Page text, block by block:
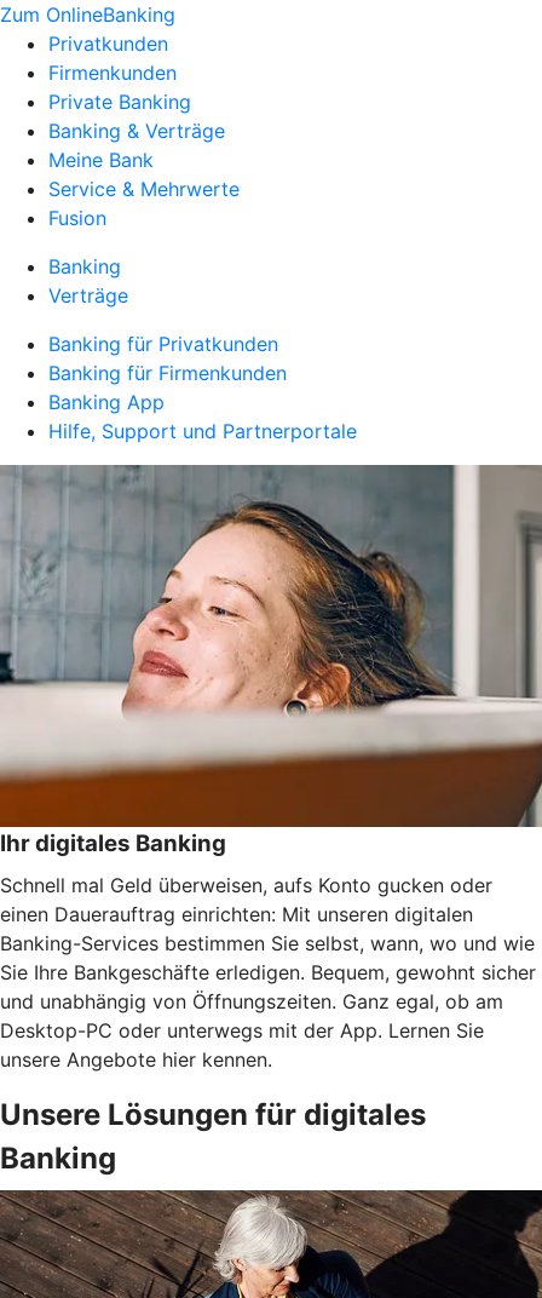
Zum OnlineBanking
Privatkunden
Firmenkunden
Private Banking
Banking & Verträge
Meine Bank
Service & Mehrwerte
Fusion
Banking
Verträge
Banking für Privatkunden
Banking für Firmenkunden
Banking App
Hilfe, Support und Partnerportale
Ihr digitales Banking
Schnell mal Geld überweisen, aufs Konto gucken oder
einen Dauerauftrag einrichten: Mit unseren digitalen
Banking-Services bestimmen Sie selbst, wann, wo und wie
Sie Ihre Bankgeschäfte erledigen. Bequem, gewohnt sicher
und unabhängig von Öffnungszeiten. Ganz egal, ob am
Desktop-PC oder unterwegs mit der App. Lernen Sie
unsere Angebote hier kennen.
Unsere Lösungen für digitales
Banking